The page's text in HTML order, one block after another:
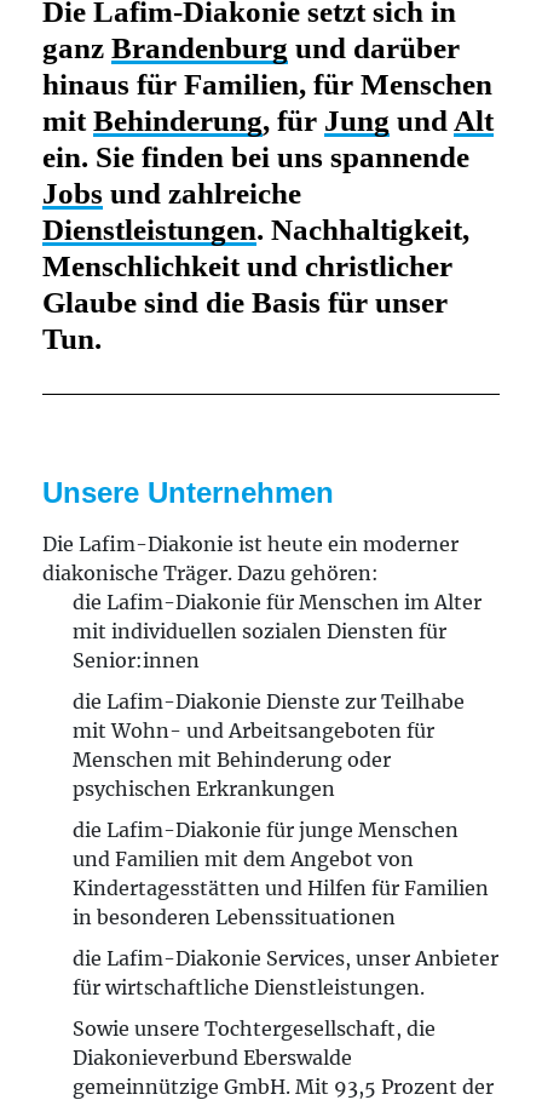
Die Lafim-Diakonie setzt sich in
ganz Brandenburg und darüber
hinaus für Familien, für Menschen
mitBehinderung, für Jung und Alt
ein. Sie finden bei uns spannende
Jobs und zahlreiche
Dienstleistungen. Nachhaltigkeit,
Menschlichkeit und christlicher
Glaubesind die Basis für unser
Tun.
Unsere Unternehmen
Die Lafim-Diakonie ist heute ein moderner
diakonische Träger. Dazu gehören:
die Lafim-Diakonie für Menschen im Alter
mit individuellen sozialen Diensten für
Senior:innen
die Lafim-Diakonie Dienste zur Teilhabe
mit Wohn- und Arbeitsangeboten für
Menschen mit Behinderung oder
psychischen Erkrankungen
die Lafim-Diakonie für junge Menschen
und Familien mit dem Angebot von
Kindertagesstätten und Hilfen für Familien
in besonderen Lebenssituationen
die Lafim-Diakonie Services, unser Anbieter
für wirtschaftliche Dienstleistungen.
Sowie unsere Tochtergesellschaft, die
Diakonieverbund Eberswalde
gemeinnützige GmbH. Mit 93,5 Prozent der